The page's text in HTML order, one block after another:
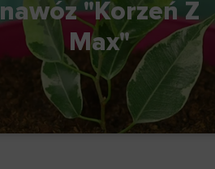
nawóz "Korzeń Z
Max"